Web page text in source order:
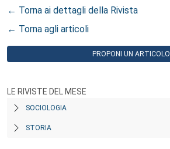
← Torna ai dettagli della Rivista
← Torna agli articoli
PROPONI UN ARTICOLO
LE RIVISTE DEL MESE
SOCIOLOGIA
STORIA